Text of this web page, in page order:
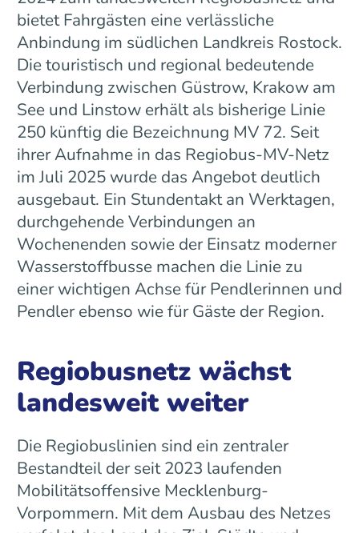
bietet Fahrgästen eine verlässliche
Anbindung im südlichen Landkreis Rostock.
Die touristisch und regional bedeutende
Verbindung zwischen Güstrow, Krakow am
See und Linstow erhält als bisherige Linie
250 künftig die Bezeichnung MV 72. Seit
ihrer Aufnahme in das Regiobus-MV-Netz
im Juli 2025 wurde das Angebot deutlich
ausgebaut. Ein Stundentakt an Werktagen,
durchgehende Verbindungen an
Wochenenden sowie der Einsatz moderner
Wasserstoffbusse machen die Linie zu
einer wichtigen Achse für Pendlerinnen und
Pendler ebenso wie für Gäste der Region.
Regiobusnetz wächst
landesweit weiter
Die Regiobuslinien sind ein zentraler
Bestandteil der seit 2023 laufenden
Mobilitätsoffensive Mecklenburg-
Vorpommern. Mit dem Ausbau des Netzes